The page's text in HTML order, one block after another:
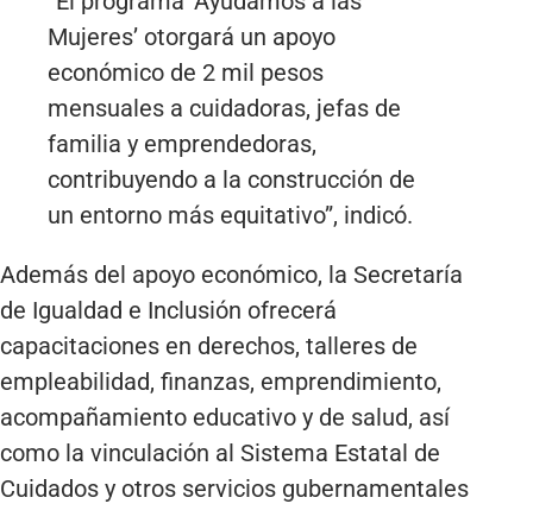
Mujeres’ otorgará un apoyo
económico de 2 mil pesos
mensuales a cuidadoras, jefas de
familia y emprendedoras,
contribuyendo a la construcción de
un entorno más equitativo”, indicó.
Además del apoyo económico, la Secretaría
de Igualdad e Inclusión ofrecerá
capacitaciones en derechos, talleres de
empleabilidad, finanzas, emprendimiento,
acompañamiento educativo y de salud, así
como la vinculación al Sistema Estatal de
Cuidados y otros servicios gubernamentales